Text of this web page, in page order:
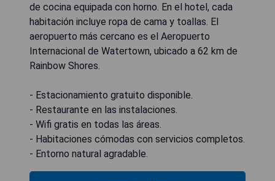
de cocina equipada con horno. En el hotel, cada
habitación incluye ropa de cama y toallas. El
aeropuerto más cercano es el Aeropuerto
Internacional de Watertown, ubicado a 62 km de
Rainbow Shores.
- Estacionamiento gratuito disponible.
- Restaurante en las instalaciones.
- Wifi gratis en todas las áreas.
- Habitaciones cómodas con servicios completos.
- Entorno natural agradable.